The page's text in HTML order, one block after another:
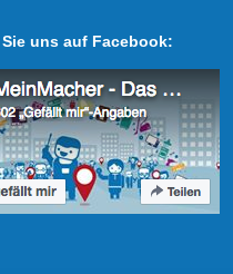
uns auf Facebook: